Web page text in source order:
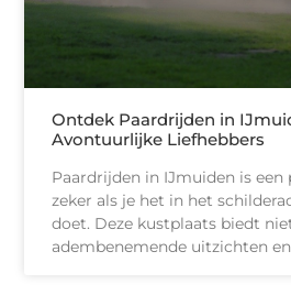
Ontdek Paardrijden in
Avontuurlijke Liefhebbers
Paardrijden in IJmuiden is
zeker als je het in het
doet. Deze kustplaats biedt
adembenemende uitzichten